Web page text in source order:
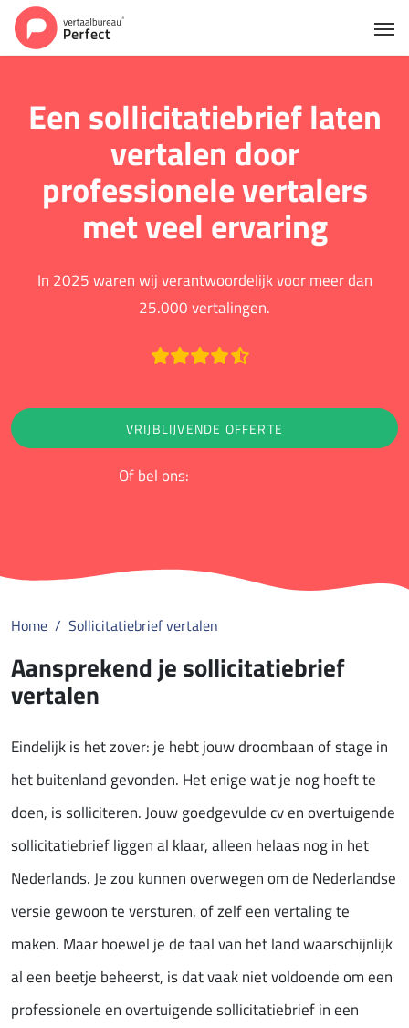
Een sollicitatiebrief laten
vertalen door
professionele vertalers
met veel ervaring
In 2025 waren wij verantwoordelijk voor meer dan
25.000 vertalingen.
VRIJBLIJVENDE OFFERTE
Of bel ons:
Home Sollicitatiebrief vertalen
Aansprekend je sollicitatiebrief
vertalen
Eindelijk is het zover: je hebt jouw droombaan of stage in
het buitenland gevonden. Het enige wat je nog hoeft te
doen, is solliciteren. Jouw goedgevulde cv en overtuigende
sollicitatiebrief liggen al klaar, alleen helaas nog in het
Nederlands. Je zou kunnen overwegen om de Nederlandse
versie gewoon te versturen, of zelf een vertaling te
maken. Maar hoewel je de taal van het land waarschijnlijk
al een beetje beheerst, is dat vaak niet voldoende om een
professionele en overtuigende sollicitatiebrief in een